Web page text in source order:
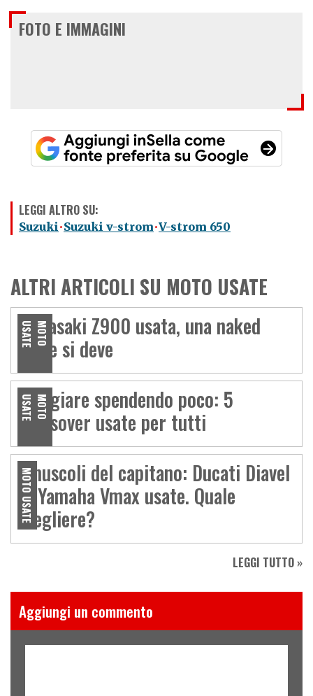
FOTO E IMMAGINI
LEGGI ALTRO SU:
Suzuki Suzuki v-strom V-strom 650
ALTRI ARTICOLI SU MOTO USATE
M
O
T
O
U
S
A
T
E
Kawasaki Z900 usata, una naked
come si deve
M
O
T
O
U
S
A
T
E
Viaggiare spendendo poco: 5
crossover usate per tutti
MOTO USATE
I muscoli del capitano: Ducati Diavel
vs Yamaha Vmax usate. Quale
scegliere?
LEGGI TUTTO »
Aggiungi un commento